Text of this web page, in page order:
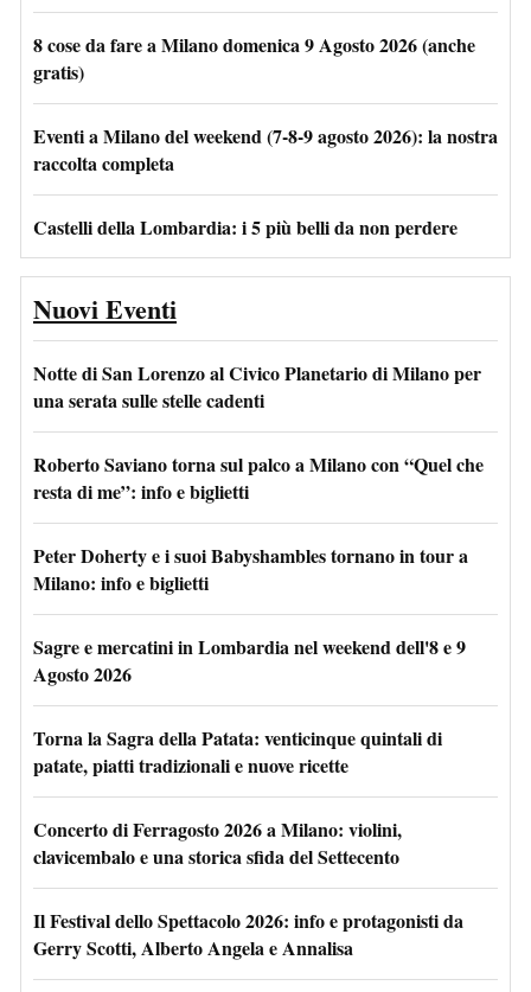
8 cose da fare a Milano domenica 9 Agosto 2026 (anche
gratis)
Eventi a Milano del weekend (7-8-9 agosto 2026): la nostra
raccolta completa
Castelli della Lombardia: i 5 più belli da non perdere
Nuovi Eventi
Notte di San Lorenzo al Civico Planetario di Milano per
una serata sulle stelle cadenti
Roberto Saviano torna sul palco a Milano con “Quel che
resta di me”: info e biglietti
Peter Doherty e i suoi Babyshambles tornano in tour a
Milano: info e biglietti
Sagre e mercatini in Lombardia nel weekend dell'8 e 9
Agosto 2026
Torna la Sagra della Patata: venticinque quintali di
patate, piatti tradizionali e nuove ricette
Concerto di Ferragosto 2026 a Milano: violini,
clavicembalo e una storica sfida del Settecento
Il Festival dello Spettacolo 2026: info e protagonisti da
Gerry Scotti, Alberto Angela e Annalisa